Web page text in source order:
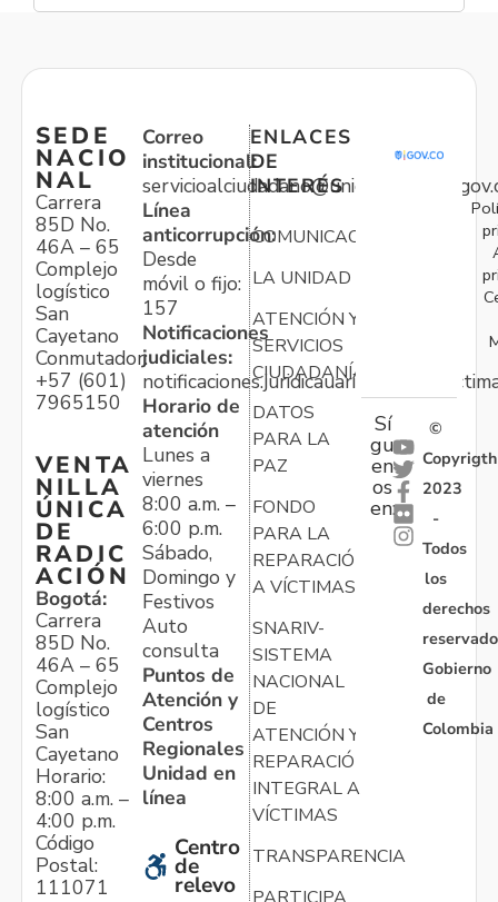
SEDE
NACIO
NAL
Carrera
85D No.
46A – 65
Complejo
logístico
San
Cayetano
Conmutador:
+57 (601)
7965150
VENTA
NILLA
ÚNICA
DE
RADIC
ACIÓN
Bogotá:
Carrera
85D No.
46A – 65
Complejo
logístico
San
Cayetano
Horario:
8:00 a.m. –
4:00 p.m.
Código
Postal:
111071
Correo
institucional:
Línea
anticorrupción:
Desde
móvil o fijo:
157
Notificaciones
judiciales:
Horario de
atención
Lunes a
viernes
8:00 a.m. –
6:00 p.m.
Sábado,
Domingo y
Festivos
Auto
consulta
Puntos de
Atención y
Centros
Regionales
Unidad en
línea
Centro
de
relevo
ENLACES
DE
INTERÉS
COMUNICACIONES
LA UNIDAD
ATENCIÓN Y
SERVICIOS
CIUDADANÍA
DATOS
PARA LA
PAZ
FONDO
PARA LA
REPARACIÓN
A VÍCTIMAS
SNARIV-
SISTEMA
NACIONAL
DE
ATENCIÓN Y
REPARACIÓN
INTEGRAL A
VÍCTIMAS
TRANSPARENCIA
PARTICIPA
Sí
gu
en
os
en:
©
Copyrigth
2023
-
Todos
los
derechos
Gobierno
de
Colombia